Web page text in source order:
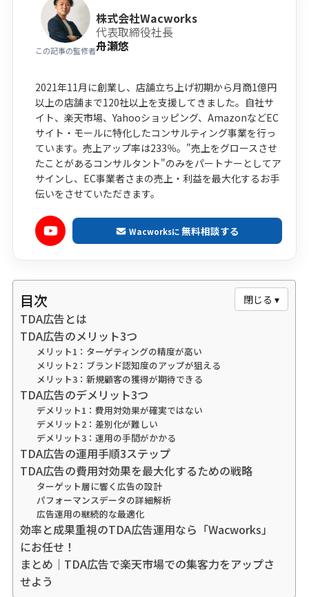
この記事の監修者
株式会社Wacworks
代表取締役社長
舟瀬悠
2021年11月に創業し、店舗立ち上げ初期から月商1億円
以上の店舗まで120社以上を支援してきました。自社サ
イト、楽天市場、Yahooショッピング、AmazonなどEC
サイト・モールに特化したコンサルティング事業を行っ
ています。売上アップ率は233％。"売上をグロースさせ
たことがあるコンサルタント"のみをパートナーとしてア
サインし、EC事業者さまの売上・利益を最大化するお手
伝いをさせていただきます。
Wacworksに無料相談する
目次 閉じる ▾
TDA広告とは
TDA広告のメリット3つ
メリット1：ターゲティングの精度が高い
メリット2：ブランド認知度のアップが狙える
メリット3：新規顧客の獲得が期待できる
TDA広告のデメリット3つ
デメリット1：費用対効果が確実ではない
デメリット2：差別化が難しい
デメリット3：運用の手間がかかる
TDA広告の運用手順3ステップ
TDA広告の費用対効果を最大化するための戦略
ターゲット層に響く広告の設計
パフォーマンスデータの詳細解析
広告運用の継続的な最適化
効率と成果重視のTDA広告運用なら「Wacworks」
にお任せ！
まとめ｜TDA広告で楽天市場での集客力をアップさ
せよう